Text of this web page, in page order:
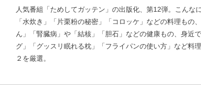
人気番組「ためしてガッテン」の出版化、第12弾。こんな
「水炊き」「片栗粉の秘密」「コロッケ」などの料理もの
ん」「腎臓病」や「結核」「胆石」などの健康もの、身近
グ」「グッスリ眠れる枕」「フライパンの使い方」など料
２を厳選。